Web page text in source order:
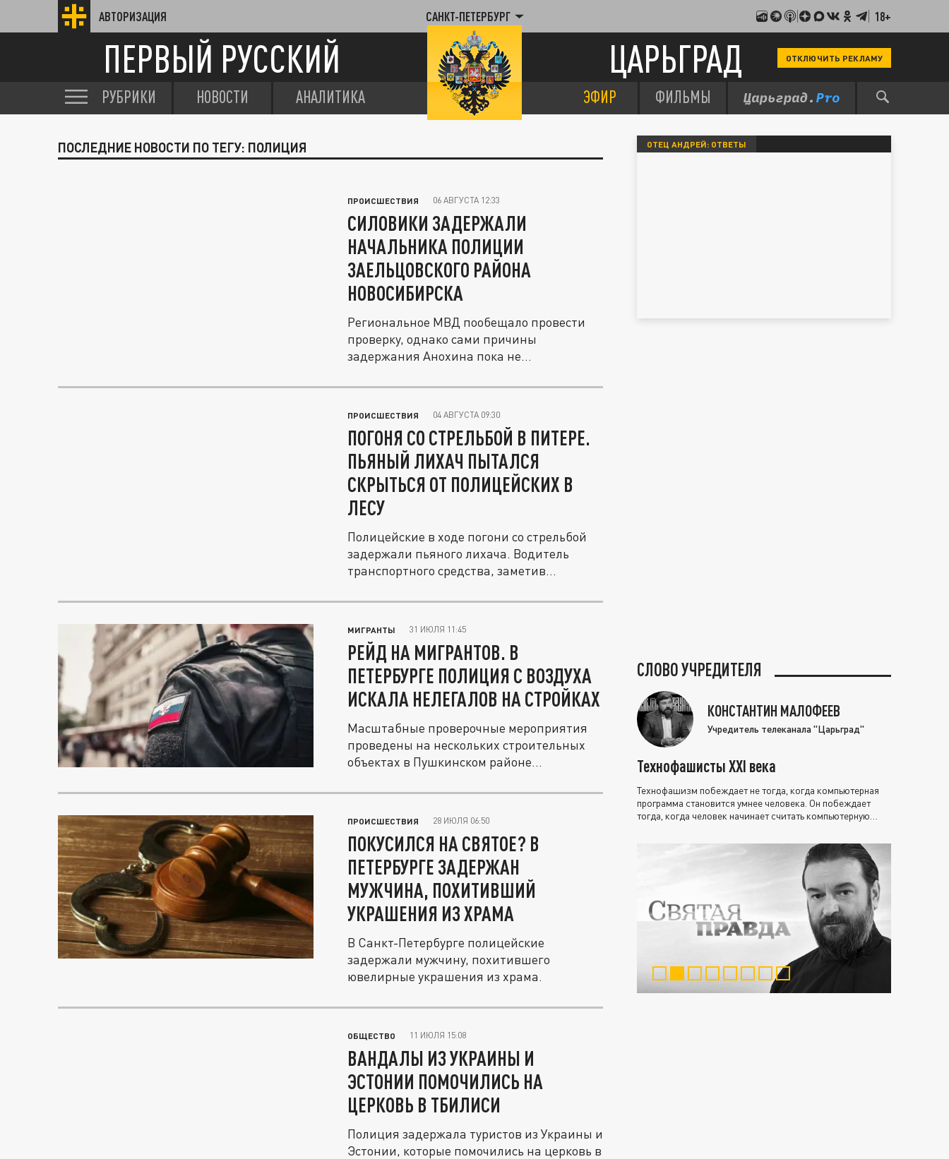
АВТОРИЗАЦИЯ САНКТ-ПЕТЕРБУРГ 18+
ПЕРВЫЙ РУССКИЙ ЦАРЬГРАД ОТКЛЮЧИТЬ РЕКЛАМУ
РУБРИКИ НОВОСТИ АНАЛИТИКА ЭФИР ФИЛЬМЫ
ПОСЛЕДНИЕ НОВОСТИ ПО ТЕГУ: ПОЛИЦИЯ
ПРОИСШЕСТВИЯ 06 АВГУСТА 12:33
СИЛОВИКИ ЗАДЕРЖАЛИ
НАЧАЛЬНИКА ПОЛИЦИИ
ЗАЕЛЬЦОВСКОГО РАЙОНА
НОВОСИБИРСКА
Региональное МВД пообещало провести
проверку, однако сами причины
задержания Анохина пока не
ПРОИСШЕСТВИЯ 04 АВГУСТА 09:30
ПОГОНЯ СО СТРЕЛЬБОЙ В ПИТЕРЕ.
ПЬЯНЫЙ ЛИХАЧ ПЫТАЛСЯ
СКРЫТЬСЯ ОТ ПОЛИЦЕЙСКИХ В
ЛЕСУ
Полицейские в ходе погони со стрельбой
задержали пьяного лихача. Водитель
транспортного средства, заметив...
МИГРАНТЫ 31 ИЮЛЯ 11:45
РЕЙД НА МИГРАНТОВ. В
ПЕТЕРБУРГЕ ПОЛИЦИЯ С ВОЗДУХА
ИСКАЛА НЕЛЕГАЛОВ НА СТРОЙКАХ
Масштабные проверочные мероприятия
проведены на нескольких строительных
объектах в Пушкинском районе...
ПРОИСШЕСТВИЯ 28 ИЮЛЯ 06:50
ПОКУСИЛСЯ НА СВЯТОЕ? В
ПЕТЕРБУРГЕ ЗАДЕРЖАН
МУЖЧИНА, ПОХИТИВШИЙ
УКРАШЕНИЯ ИЗ ХРАМА
В Санкт-Петербурге полицейские
задержали мужчину, похитившего
ювелирные украшения из храма.
ОБЩЕСТВО 11 ИЮЛЯ 15:08
ВАНДАЛЫ ИЗ УКРАИНЫ И
ЭСТОНИИ ПОМОЧИЛИСЬ НА
ЦЕРКОВЬ В ТБИЛИСИ
Полиция задержала туристов из Украины и
Эстонии, которые помочились на церковь в
ОТЕЦ АНДРЕЙ: ОТВЕТЫ
СЛОВО УЧРЕДИТЕЛЯ
КОНСТАНТИН МАЛОФЕЕВ
Учредитель телеканала "Царьград"
Технофашисты XXI века
Технофашизм побеждает не тогда, когда компьютерная
программа становится умнее человека. Он побеждает
тогда, когда человек начинает считать компьютерную